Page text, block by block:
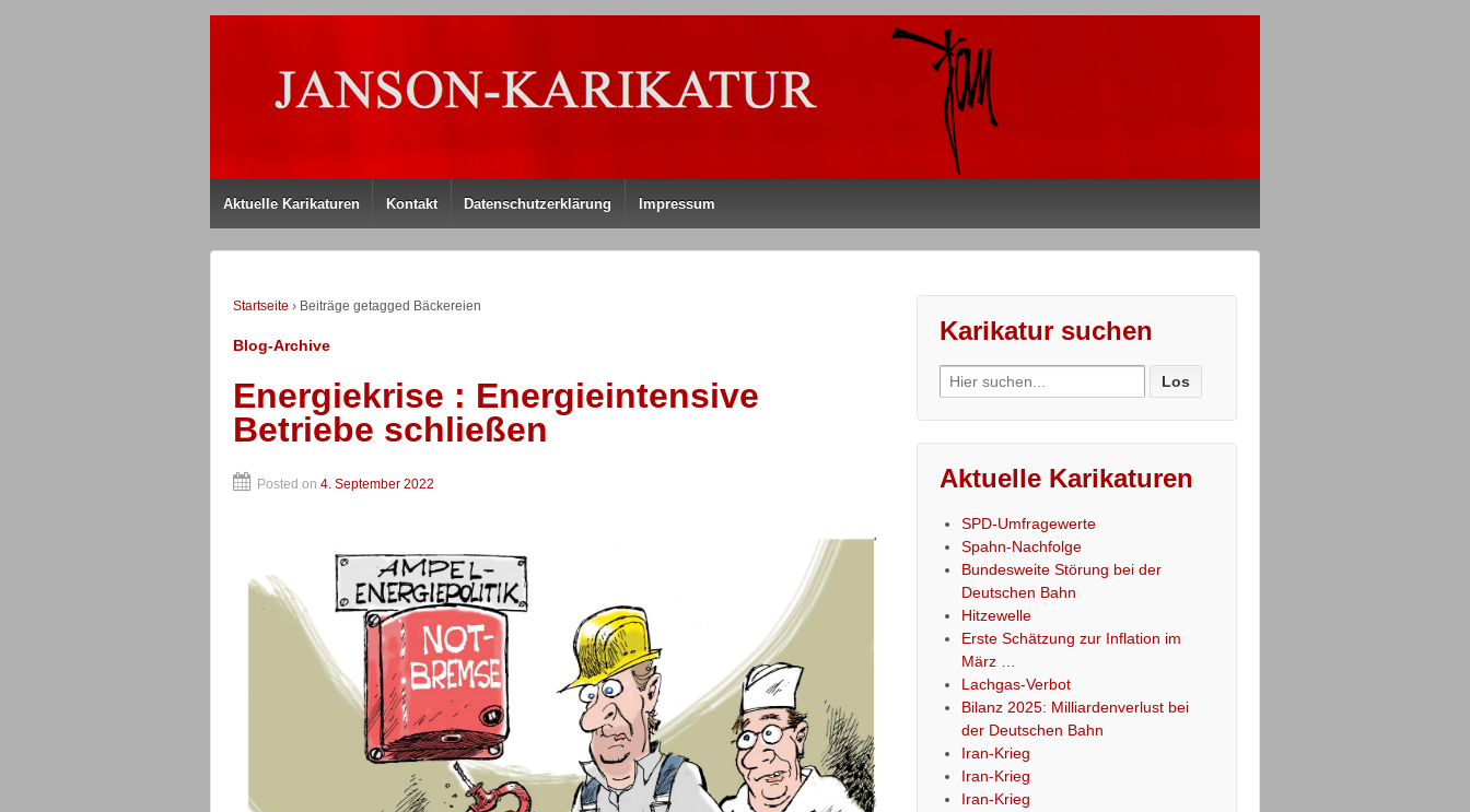
Aktuelle Karikaturen Kontakt Datenschutzerklärung Impressum
Startseite › Beiträge getagged Bäckereien
Blog-Archive
Energiekrise : Energieintensive
Betriebe schließen
Posted on 4. September 2022
Karikatur suchen
Search
for:
Aktuelle Karikaturen
SPD-Umfragewerte
Spahn-Nachfolge
Bundesweite Störung bei der
Deutschen Bahn
Hitzewelle
Erste Schätzung zur Inflation im
März …
Lachgas-Verbot
Bilanz 2025: Milliardenverlust bei
der Deutschen Bahn
Iran-Krieg
Iran-Krieg
Iran-Krieg